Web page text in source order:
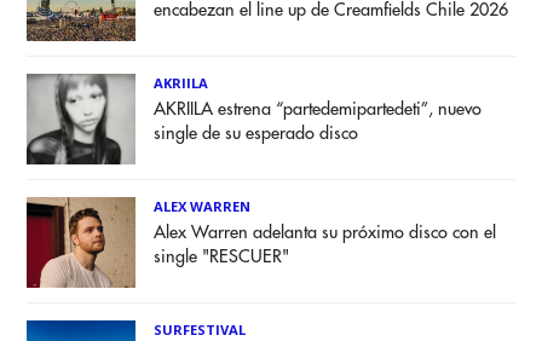
encabezan el line up de Creamfields Chile 2026
AKRIILA
AKRIILA estrena “partedemipartedeti”, nuevo
single de su esperado disco
ALEX WARREN
Alex Warren adelanta su próximo disco con el
single "RESCUER"
SURFESTIVAL